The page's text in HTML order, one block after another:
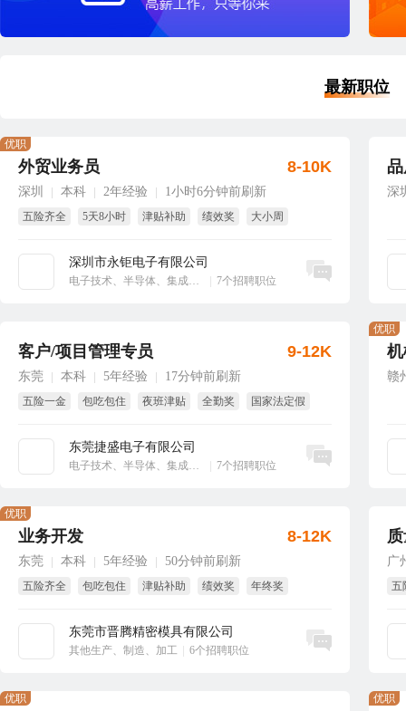
最新职位
外贸业务员
深圳 本科 2年经验 1小时6分钟前刷新
五险齐全 5天8小时 津贴补助 绩效奖
大小周
深圳市永钜电子有限公司
电子技术、半导体、集成电路 7个招聘职位
优职
8-10K
立即沟通
深
客户/项目管理专员
东莞 本科 5年经验 17分钟前刷新
五险一金 包吃包住 夜班津贴 全勤奖
国家法定假
东莞捷盛电子有限公司
电子技术、半导体、集成电路 7个招聘职位
9-12K
立即沟通
赣
优职
业务开发
东莞 本科 5年经验 50分钟前刷新
五险齐全 包吃包住 津贴补助 绩效奖
年终奖
东莞市晋腾精密模具有限公司
其他生产、制造、加工 6个招聘职位
优职
8-12K
立即沟通
广
五
优职 优职